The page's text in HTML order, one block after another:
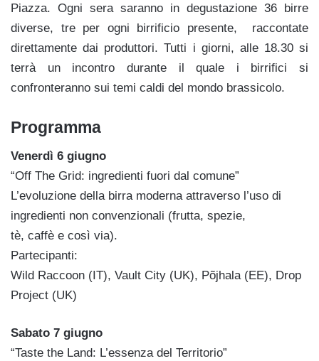
Piazza. Ogni sera saranno in degustazione 36 birre
diverse, tre per ogni birrificio presente, raccontate
direttamente dai produttori. Tutti i giorni, alle 18.30 si
terrà un incontro durante il quale i birrifici si
confronteranno sui temi caldi del mondo brassicolo.
Programma
Venerdì 6 giugno
“Off The Grid: ingredienti fuori dal comune”
L’evoluzione della birra moderna attraverso l’uso di
ingredienti non convenzionali (frutta, spezie,
tè, caffè e così via).
Partecipanti:
Wild Raccoon (IT), Vault City (UK), Põjhala (EE), Drop
Project (UK)
Sabato 7 giugno
“Taste the Land: L’essenza del Territorio”